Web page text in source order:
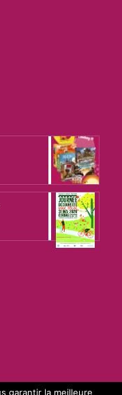
garantir la meilleure